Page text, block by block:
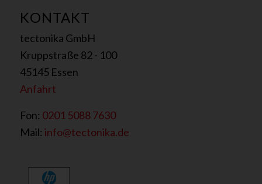
KONTAKT
tectonika GmbH
Kruppstraße 82 - 100
45145 Essen
Anfahrt
Fon: 0201 5088 7630
Mail: info@tectonika.de